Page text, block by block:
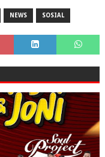
NEWS SOSIAL